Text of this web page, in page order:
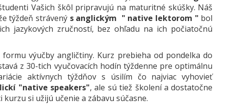
Vašich škôl pripravujú na maturitné skúšky. Náš
týždeň strávený s anglickým " native lektorom " bol
jazykových zručností, bez ohľadu na ich počiatočnú
výučby angličtiny. Kurz prebieha od pondelka do
z 30-tich vyučovacích hodín týždenne pre optimálnu
aktívnych týždňov s úsilím čo najviac vyhovieť
"native speakers", ale sú tiež školení a dostatočne
si užijú učenie a zábavu súčasne.